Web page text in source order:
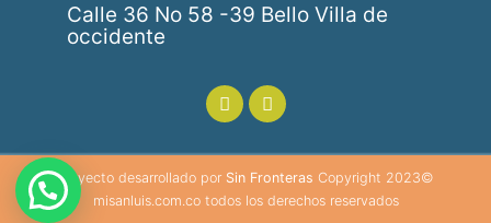
Calle 36 No 58 -39 Bello Villa de
occidente
Proyecto desarrollado por Sin Fronteras Copyright 2023©
misanluis.com.co todos los derechos reservados